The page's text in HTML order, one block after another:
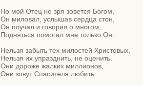
Но мой Отец не зря зовется Богом,
Он миловал, услышав сердца стон,
Он поучал и говорил о многом,
Подняться помогал мне только Он.
Нельзя забыть тех милостей Христовых,
Нельзя их упразднить, не оценить.
Они дороже жалких миллионов,
Они зовут Спасителя любить.